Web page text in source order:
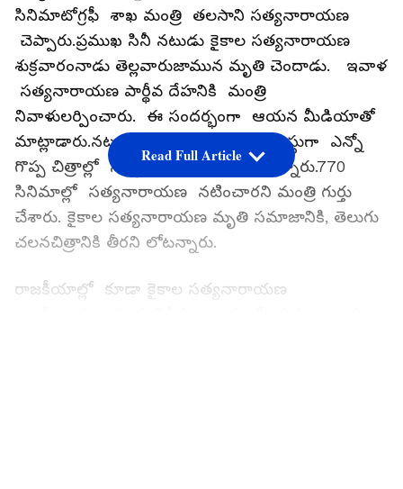
సినిమాటోగ్రఫీ శాఖ మంత్రి తలసాని సత్యనారాయణ
చెప్పారు.ప్రముఖ సినీ నటుడు కైకాల సత్యనారాయణ
శుక్రవారంనాడు తెల్లవారుజామున మృతి చెందాడు. ఇవాళ
సత్యనారాయణ పార్థీవ దేహనికి మంత్రి
నివాళులర్పించారు. ఈ సందర్భంగా ఆయన మీడియాతో
మాట్లాడారు.నటుడు, విలన్ గా,క్యారెక్టర్ ఆర్టిస్టుగా ఎన్నో
గొప్ప చిత్రాల్లో సత్యనారాయణ నటించారన్నారు.770
సినిమాల్లో సత్యనారాయణ నటించారని మంత్రి గుర్తు
చేశారు. కైకాల సత్యనారాయణ మృతి సమాజానికి, తెలుగు
చలనచిత్రానికి తీరని లోటన్నారు.
రాజకీయాల్లో కూడా కైకాల సత్యనారాయణ
Read Full Article